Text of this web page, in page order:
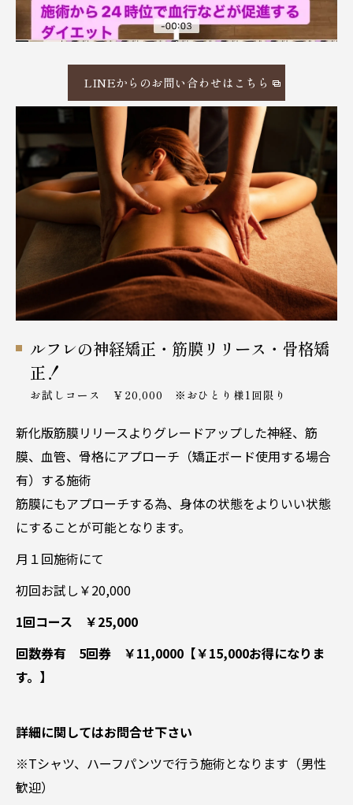
LINEからのお問い合わせはこちら
ルフレの神経矯正・筋膜リリース・骨格矯
正！
お試しコース ￥20,000 ※おひとり様1回限り
新化版筋膜リリースよりグレードアップした神経、筋
膜、血管、骨格にアプローチ（矯正ボード使用する場合
有）する施術
筋膜にもアプローチする為、身体の状態をよりいい状態
にすることが可能となります。
月１回施術にて
初回お試し￥20,000
1回コース ￥25,000
回数券有 5回券 ￥11,0000【￥15,000お得になりま
す。】
詳細に関してはお問合せ下さい
※Tシャツ、ハーフパンツで行う施術となります（男性
歓迎）